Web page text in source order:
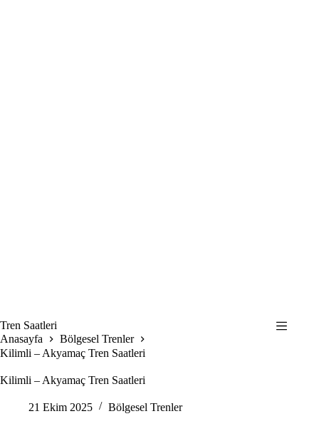
Skip
to
content
Tren Saatleri
Anasayfa
Bölgesel Trenler
Kilimli – Akyamaç Tren Saatleri
Kilimli – Akyamaç Tren Saatleri
21 Ekim 2025 Bölgesel Trenler